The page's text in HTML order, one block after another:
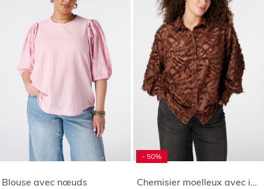
Blouse avec nœuds
- 50%